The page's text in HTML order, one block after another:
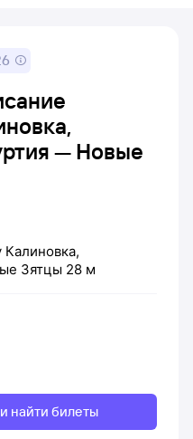
— Новые
Калиновка,
Зятцы 28 м
найти билеты